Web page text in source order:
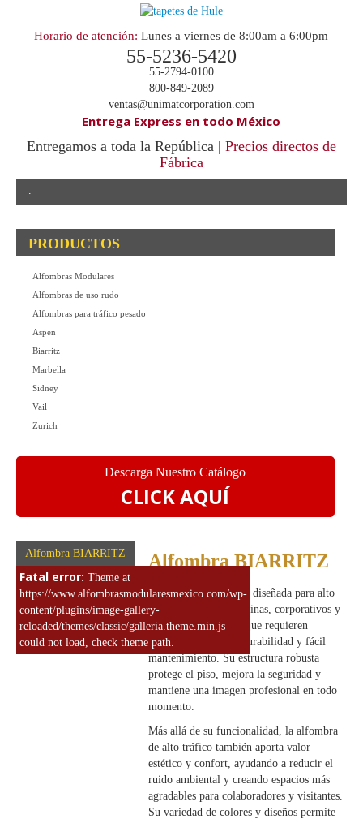
Horario de atención: Lunes a viernes de 8:00am a 6:00pm
55-5236-5420
55-2794-0100
800-849-2089
ventas@unimatcorporation.com
Entrega Express en todo México
Entregamos a toda la República | Precios directos de
Fábrica
PRODUCTOS
Alfombras Modulares
Alfombras de uso rudo
Alfombras para tráfico pesado
Aspen
Biarritz
Marbella
Sidney
Vail
Zurich
Descarga Nuestro Catálogo
CLICK AQUÍ
Alfombra BIARRITZ
Fatal error: Theme at
https://www.alfombrasmodularesmexico.com/wp-
content/plugins/image-gallery-
reloaded/themes/classic/galleria.theme.min.js
could not load, check theme path.
Alfombra BIARRITZ
Alfombra de uso rudo diseñada para alto
tráfico, ideal para oficinas, corporativos y
espacios comerciales que requieren
máxima resistencia, durabilidad y fácil
mantenimiento. Su estructura robusta
protege el piso, mejora la seguridad y
mantiene una imagen profesional en todo
momento.
Más allá de su funcionalidad, la alfombra
de alto tráfico también aporta valor
estético y confort, ayudando a reducir el
ruido ambiental y creando espacios más
agradables para colaboradores y visitantes.
Su variedad de colores y diseños permite